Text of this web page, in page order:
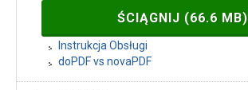
ŚCIĄGNIJ (66.6 MB)
Instrukcja Obsługi
doPDF vs novaPDF